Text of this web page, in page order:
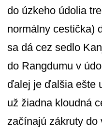
do úzkeho údolia
normálny cestička)
sa dá cez sedlo
do Rangdumu v
ďalej je ďalšia ešte
už žiadna kloudná
začínajú zákruty do